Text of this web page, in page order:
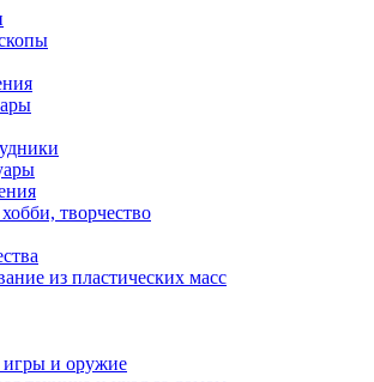
творчество
из пластических масс
и оружие